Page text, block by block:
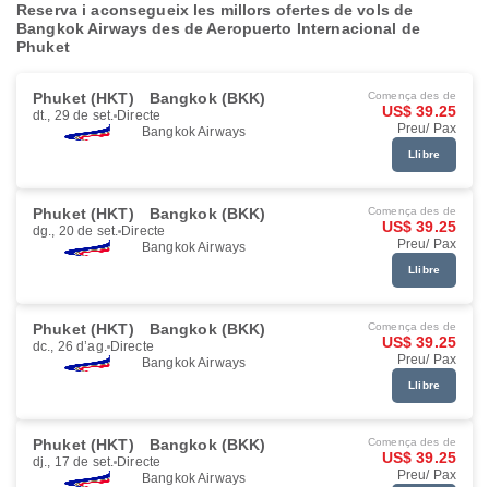
Reserva i aconsegueix les millors ofertes de vols de
Bangkok Airways des de Aeropuerto Internacional de
Phuket
Phuket (HKT) Bangkok (BKK)
dt., 29 de set. Directe
Bangkok Airways
Comença des de
US$ 39.25
Preu/ Pax
Llibre
Phuket (HKT) Bangkok (BKK)
dg., 20 de set. Directe
Bangkok Airways
Comença des de
US$ 39.25
Preu/ Pax
Llibre
Phuket (HKT) Bangkok (BKK)
dc., 26 d’ag. Directe
Bangkok Airways
Comença des de
US$ 39.25
Preu/ Pax
Llibre
Phuket (HKT) Bangkok (BKK)
dj., 17 de set. Directe
Bangkok Airways
Comença des de
US$ 39.25
Preu/ Pax